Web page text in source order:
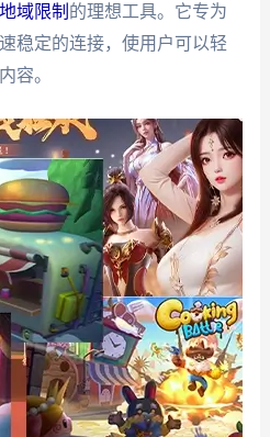
域限制 的理想工具。它专为
稳定的连接，使用户可以轻
容。